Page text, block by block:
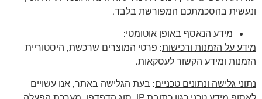
ונעשית בהסכמתכם המפורשת בלבד.
מידע הנאסף באופן אוטומטי:
מידע על הזמנות ורכישות: פרטי המוצרים שרכשת, היסטוריית
הזמנות ומידע הקשור לעסקאות.
נתוני גלישה ונתונים טכניים: בעת הגלישה באתר, אנו עשויים